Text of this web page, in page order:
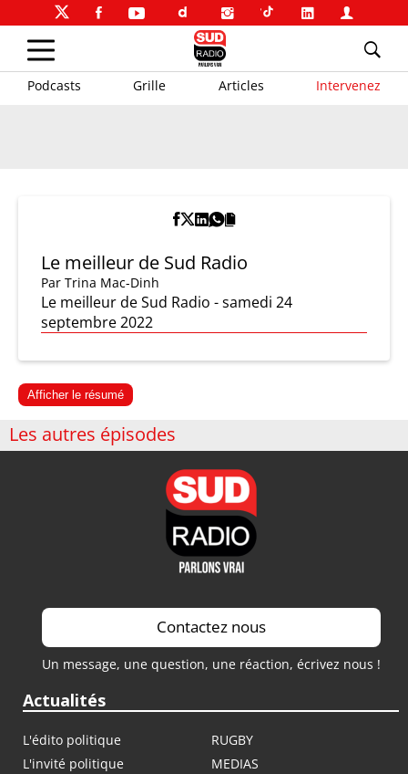
Podcasts Grille Articles Intervenez
Le meilleur de Sud Radio
Par Trina Mac-Dinh
Le meilleur de Sud Radio - samedi 24
septembre 2022
Afficher le résumé
Les autres épisodes
Contactez nous
Un message, une question, une réaction, écrivez nous !
Actualités
L'édito politique
RUGBY
L'invité politique
MEDIAS